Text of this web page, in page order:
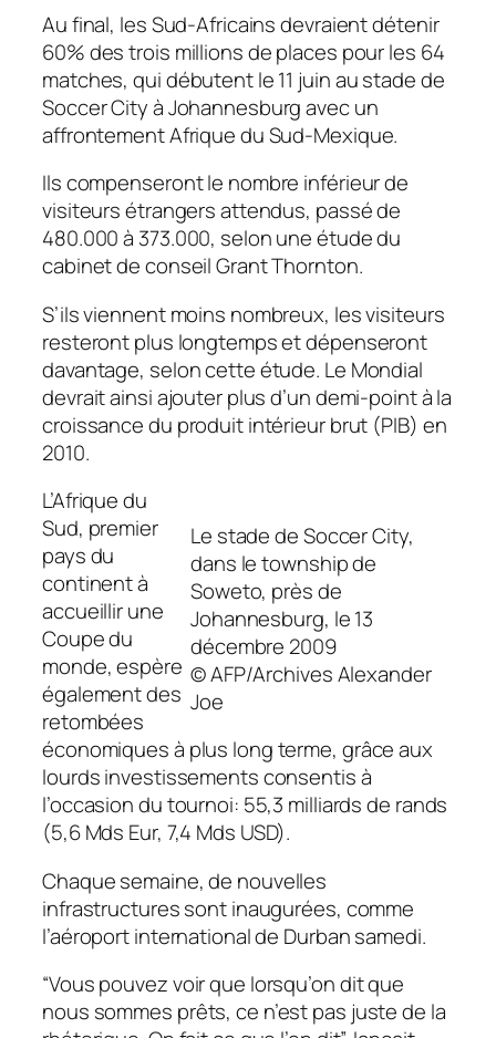
Au final, les Sud-Africains devraient détenir
60% des trois millions de places pour les 64
matches, qui débutent le 11 juin au stade de
Soccer City à Johannesburg avec un
affrontement Afrique du Sud-Mexique.
Ils compenseront le nombre inférieur de
visiteurs étrangers attendus, passé de
480.000 à 373.000, selon une étude du
cabinet de conseil Grant Thornton.
S’ils viennent moins nombreux, les visiteurs
resteront plus longtemps et dépenseront
davantage, selon cette étude. Le Mondial
devrait ainsi ajouter plus d’un demi-point à la
croissance du produit intérieur brut (PIB) en
2010.
Le stade de Soccer City,
dans le township de
Soweto, près de
Johannesburg, le 13
décembre 2009
© AFP/Archives Alexander
Joe
L’Afrique du
Sud, premier
pays du
continent à
accueillir une
Coupe du
monde, espère
également des
retombées
économiques à plus long terme, grâce aux
lourds investissements consentis à
l’occasion du tournoi: 55,3 milliards de rands
(5,6 Mds Eur, 7,4 Mds USD).
Chaque semaine, de nouvelles
infrastructures sont inaugurées, comme
l’aéroport international de Durban samedi.
“Vous pouvez voir que lorsqu’on dit que
nous sommes prêts, ce n’est pas juste de la